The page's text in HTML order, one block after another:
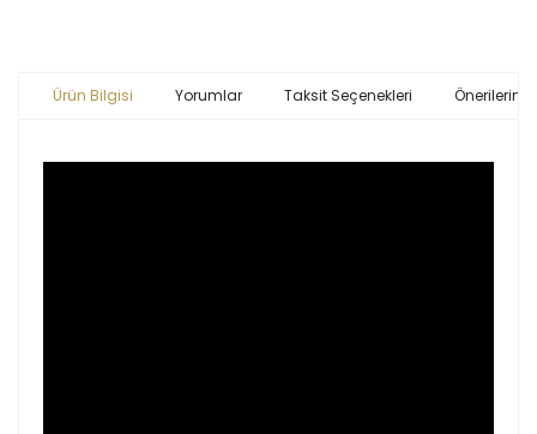
Ürün Bilgisi Yorumlar Taksit Seçenekleri Önerileriniz